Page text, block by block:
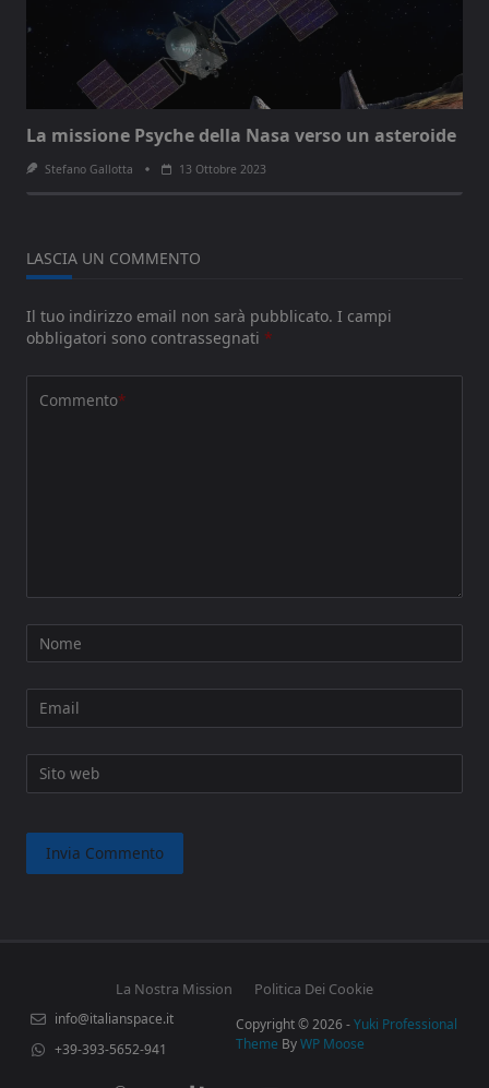
La missione Psyche della Nasa verso un asteroide
Stefano Gallotta 13 Ottobre 2023
LASCIA UN COMMENTO
Il tuo indirizzo email non sarà pubblicato. I campi
obbligatori sono contrassegnati *
Commento*
Nome
Email
Sito web
La Nostra Mission Politica Dei Cookie
info@italianspace.it
+39-393-5652-941
Copyright © 2026 -Yuki Professional
Theme ByWP Moose